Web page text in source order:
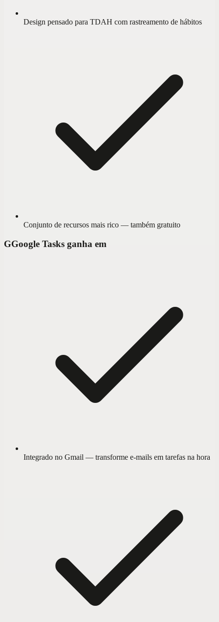
Design pensado para TDAH com rastreamento de hábitos
Conjunto de recursos mais rico — também gratuito
GGoogle Tasks ganha em
Integrado no Gmail — transforme e-mails em tarefas na hora